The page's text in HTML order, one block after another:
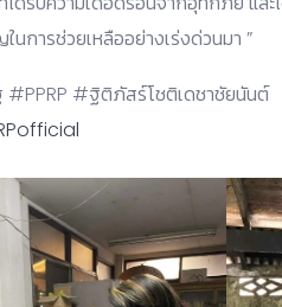
การช่วยเหลืออย่างเร่งด่วนมา ”
#ฐิติภัสร์โชติเดชาชัยนันต์